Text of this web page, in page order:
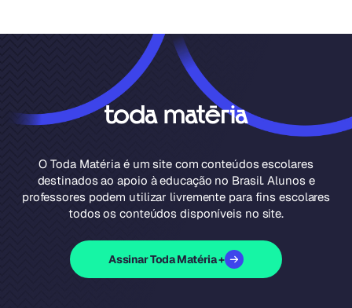
O Toda Matéria é um site com conteúdos escolares
destinados ao apoio à educação no Brasil. Alunos e
professores podem utilizar livremente para fins escolares
todos os conteúdos disponíveis no site.
Assinar Toda Matéria +